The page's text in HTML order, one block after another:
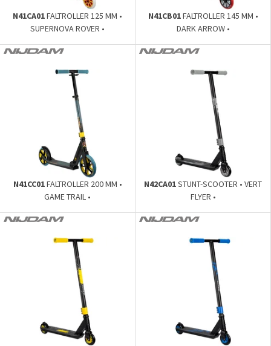
N41CA01FALTROLLER 125 MM •
SUPERNOVA ROVER •
N41CB01FALTROLLER 145 MM •
DARK ARROW •
N41CC01FALTROLLER 200 MM •
GAME TRAIL •
N42CA01STUNT-SCOOTER • VERT
FLYER •